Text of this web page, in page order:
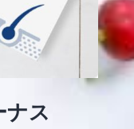
ナス